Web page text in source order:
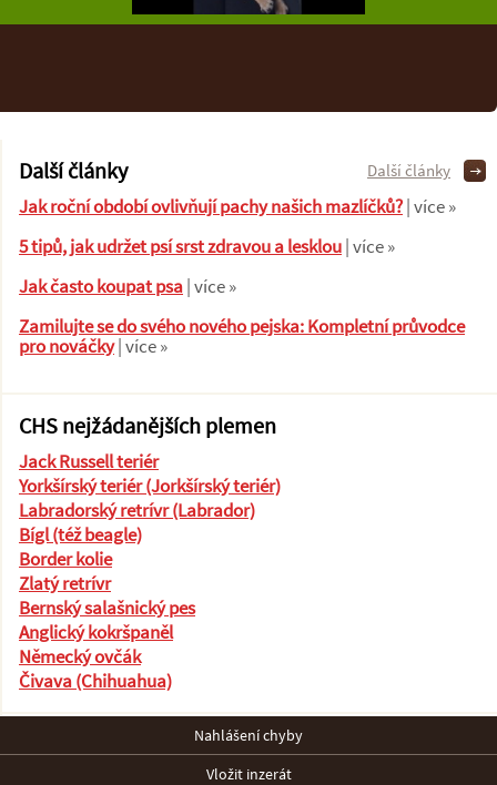
Další články
Jak roční období ovlivňují pachy našich mazlíčků?| více »
5 tipů, jak udržet psí srst zdravou a lesklou| více »
Jak často koupat psa| více »
Zamilujte se do svého nového pejska: Kompletní průvodce
pro nováčky| více »
Další články
CHS nejžádanějších plemen
Jack Russell teriér
Yorkšírský teriér (Jorkšírský teriér)
Labradorský retrívr (Labrador)
Bígl (též beagle)
Border kolie
Zlatý retrívr
Bernský salašnický pes
Anglický kokršpaněl
Německý ovčák
Čivava (Chihuahua)
Nahlášení chyby
Vložit inzerát